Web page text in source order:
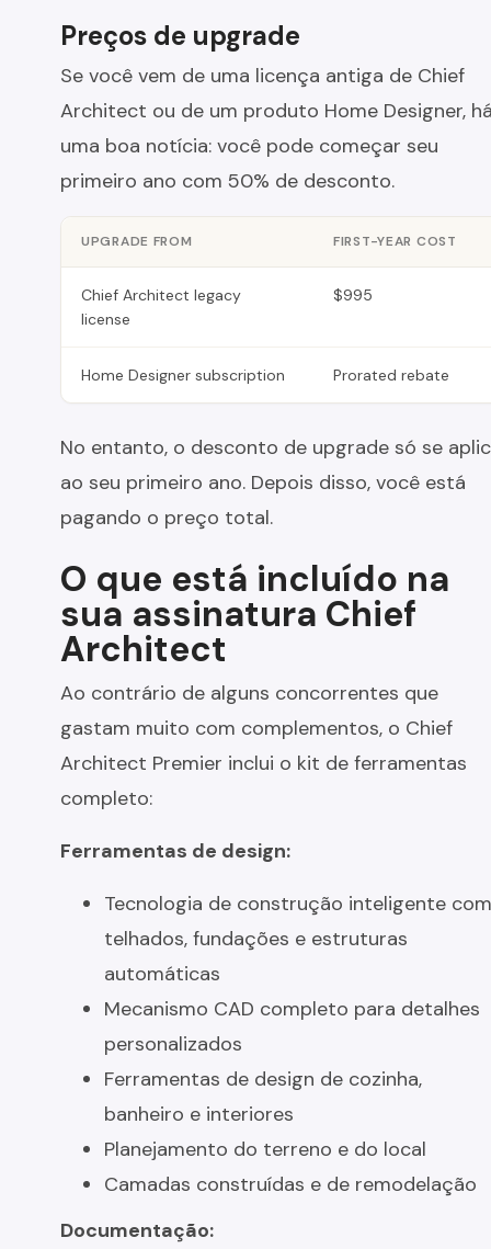
Preços de upgrade
Se você vem de uma licença antiga de Chief
Architect ou de um produto Home Designer,
uma boa notícia: você pode começar seu
primeiro ano com 50% de desconto.
UPGRADE FROM FIRST-YEAR COST
Chief Architect legacy
license
$995
Home Designer subscription Prorated rebate
No entanto, o desconto de upgrade só se
ao seu primeiro ano. Depois disso, você está
pagando o preço total.
O que está incluído na
sua assinatura Chief
Architect
Ao contrário de alguns concorrentes que
gastam muito com complementos, o Chief
Architect Premier inclui o kit de ferramentas
completo:
Ferramentas de design:
Tecnologia de construção inteligente com
telhados, fundações e estruturas
automáticas
Mecanismo CAD completo para detalhes
personalizados
Ferramentas de design de cozinha,
banheiro e interiores
Planejamento do terreno e do local
Camadas construídas e de remodelação
Documentação: